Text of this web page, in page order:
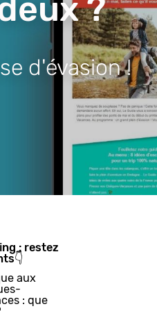
?
d'évasion !
: restez
aux
: que